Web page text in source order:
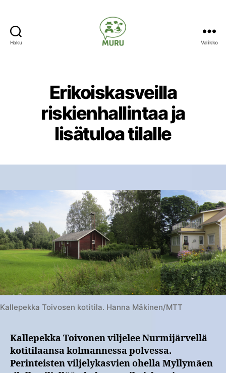
Haku Valikko
Erikoiskasveilla
riskienhallintaa ja
lisätuloa tilalle
Kallepekka Toivosen kotitila. Hanna Mäkinen/MTT
Kallepekka Toivonen viljelee Nurmijärvellä
kotitilaansa kolmannessa polvessa.
Perinteisten viljelykasvien ohella Myllymäen